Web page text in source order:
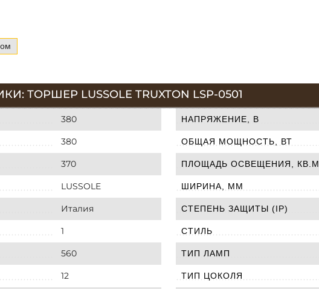
ТОРШЕР LUSSOLE TRUXTON LSP-0501
380
380
370
LUSSOLE
Италия
1
560
12
НАПРЯЖЕНИЕ, В
ОБЩАЯ МОЩНОСТЬ, ВТ
ПЛОЩАДЬ ОСВЕЩЕНИЯ, КВ.М
ШИРИНА, ММ
СТЕПЕНЬ ЗАЩИТЫ (IP)
СТИЛЬ
ТИП ЛАМП
ТИП ЦОКОЛЯ